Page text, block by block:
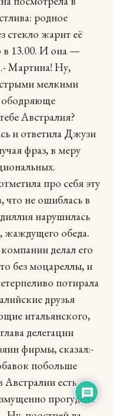
родное
стекло жарит её
в 13.00. И она —
Мартина! Ну,
мелкими
Австралия?
и ответила Джузи
фраз, в меру
про себя эту
что не ошиблась в
нарушилась
обеда.
делал его
без моцареллы, и
потирала
друзья
итальянского,
делегации
фирмы, сказал:-
побольше
Австралии есть
прогудела